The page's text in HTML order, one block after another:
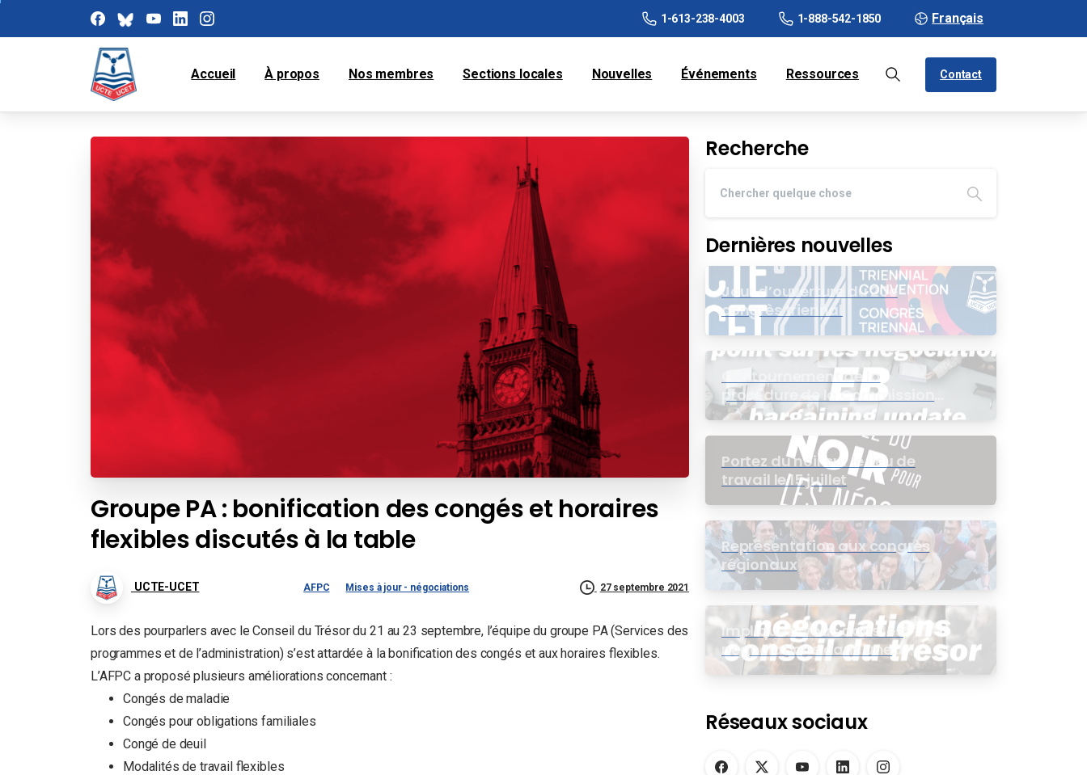
1-613-238-4003 1-888-542-1850 Français
Accueil À propos Nos membres Sections locales Nouvelles Événements Ressources Contact
Groupe PA : bonification des congés et horaires
flexibles discutés à la table
UCTE-UCET AFPC Mises à jour - négociations 27 septembre 2021
Lors des pourparlers avec le Conseil du Trésor du 21 au 23 septembre, l’équipe du groupe PA (Services des
programmes et de l’administration) s’est attardée à la bonification des congés et aux horaires flexibles.
L’AFPC a proposé plusieurs améliorations concernant :
Congés de maladie
Congés pour obligations familiales
Congé de deuil
Modalités de travail flexibles
Recherche
Dernières nouvelles
Jour d’ouverture du 20e
congrès triennal
Contournement de la
procédure de la Commission
de l’intérêt public (CIP) pour le
groupe EB
Portez du noir sur le lieu de
travail le 15 juillet
Représentation aux congrès
régionaux
Impliquez-vous dans les
négociations dans une
assemblée virtuelle
Réseaux sociaux